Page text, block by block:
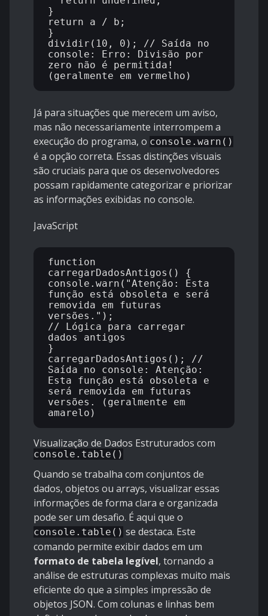
}
return a / b;
}
dividir(10, 0); // Saída no
console: Erro: Divisão por
zero não é permitida!
Já para situações que merecem um aviso,
mas não necessariamente interrompem a
execução do programa, o console.warn()
é a opção correta. Essas distinções visuais
são cruciais para que os desenvolvedores
possam rapidamente categorizar e priorizar
as informações exibidas no console.
JavaScript
function
carregarDadosAntigos() {
console.warn("Atenção: Esta
função está obsoleta e será
removida em futuras
versões.");
// Lógica para carregar
dados antigos
}
carregarDadosAntigos(); //
Saída no console: Atenção:
Esta função está obsoleta e
será removida em futuras
versões. (geralmente em
Visualização de Dados Estruturados com
console.table()
Quando se trabalha com conjuntos de
dados, objetos ou arrays, visualizar essas
informações de forma clara e organizada
pode ser um desafio. É aqui que o
console.table() se destaca. Este
comando permite exibir dados em um
formato de tabela legível, tornando a
análise de estruturas complexas muito mais
eficiente do que a simples impressão de
objetos JSON. Com colunas e linhas bem